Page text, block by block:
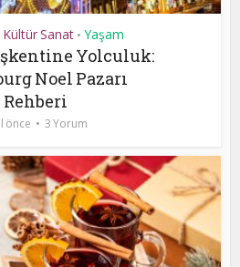
Kültür Sanat • Yaşam
Yolculuk:
Noel Pazarı
Rehberi
önce 3 Yorum